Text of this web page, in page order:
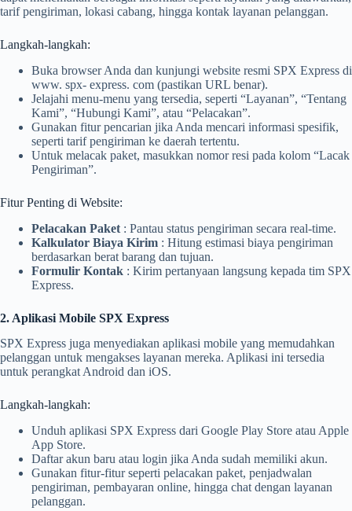
tarif pengiriman, lokasi cabang, hingga kontak layanan pelanggan.
Langkah-langkah:
Buka browser Anda dan kunjungi website resmi SPX Express di
www. spx- express. com (pastikan URL benar).
Jelajahi menu-menu yang tersedia, seperti “Layanan”, “Tentang
Kami”, “Hubungi Kami”, atau “Pelacakan”.
Gunakan fitur pencarian jika Anda mencari informasi spesifik,
seperti tarif pengiriman ke daerah tertentu.
Untuk melacak paket, masukkan nomor resi pada kolom “Lacak
Pengiriman”.
Fitur Penting di Website:
Pelacakan Paket : Pantau status pengiriman secara real-time.
Kalkulator Biaya Kirim : Hitung estimasi biaya pengiriman
berdasarkan berat barang dan tujuan.
Formulir Kontak : Kirim pertanyaan langsung kepada tim SPX
Express.
2. Aplikasi Mobile SPX Express
SPX Express juga menyediakan aplikasi mobile yang memudahkan
pelanggan untuk mengakses layanan mereka. Aplikasi ini tersedia
untuk perangkat Android dan iOS.
Langkah-langkah:
Unduh aplikasi SPX Express dari Google Play Store atau Apple
App Store.
Daftar akun baru atau login jika Anda sudah memiliki akun.
Gunakan fitur-fitur seperti pelacakan paket, penjadwalan
pengiriman, pembayaran online, hingga chat dengan layanan
pelanggan.